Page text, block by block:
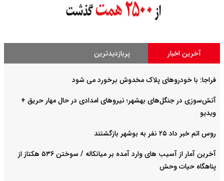
آخرین اخبار پربازدیدترین
فراجا: با خودروهای پلاک مخدوش برخورد می شود
آتش‌سوزی در جنگل‌های بهشهر؛ نیرو‌های امدادی در حال مهار حریق +
ویدیو
روس اتم خبر داد ۲۵ نفر به بوشهر بازگشتند
آخرین آمار از آسیب های وارد آمده بر میانکاله / سوختن ۵۳۶ هکتاز از
پناهگاه حیات وحش